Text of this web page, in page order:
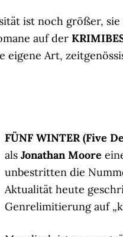
ist noch größer,
auf der
eigene Art,
FÜNF WINTER (Five
als Jonathan Moore
unbestritten die
Aktualität heute
Genrelimitierung auf